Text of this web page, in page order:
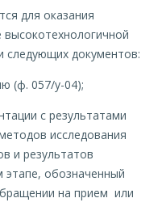
для оказания
следующих документов:
(ф. 057/у-04);
с результатами
исследования
и результатов
этапе, обозначенный
на прием или